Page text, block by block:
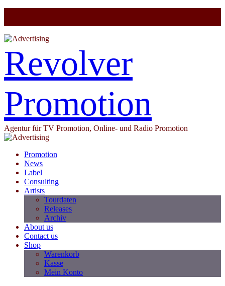
Revolver
Promotion
Agentur für TV Promotion, Online- und Radio Promotion
Promotion
News
Label
Consulting
Artists
Tourdaten
Releases
Archiv
About us
Contact us
Shop
Warenkorb
Kasse
Mein Konto